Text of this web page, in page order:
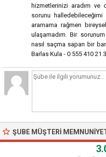
hizmetlerinizi aradım ve
sorunu
aramama rağmen
ulaşamadım. Bir
nasıl saçma sapan bir
Barlas Kula - 0 555 410 21
ŞUBE MÜŞTERI